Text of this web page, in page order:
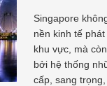
Singapore
nền kinh tế
khu vực, mà
bởi hệ thống
cấp, sang